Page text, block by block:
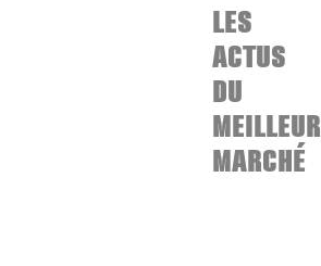
LES
ACTUS
DU
MEILLEUR
MARCHÉ